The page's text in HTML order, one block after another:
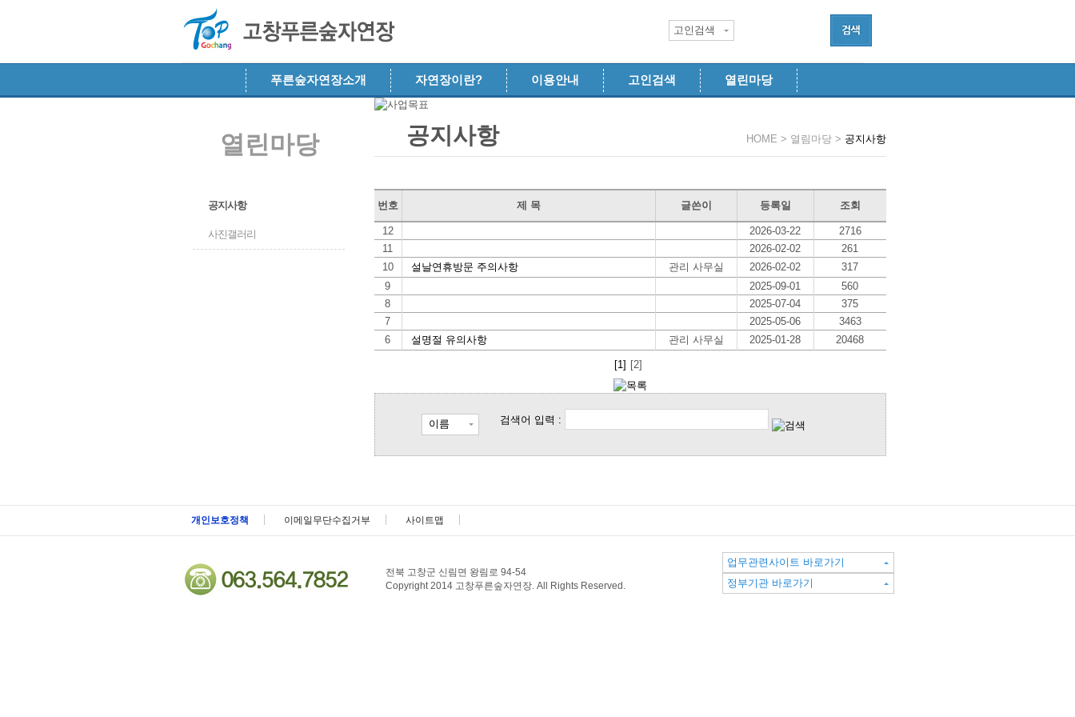
고인검색
푸른숲자연장소개 자연장이란? 이용안내 고인검색 열린마당
공지사항 HOME > 열림마당 > 공지사항
번호 제 목 글쓴이 등록일 조회
12 2026-03-22
2716
11
2026-02-02
261
10
설날연휴방문 주의사항 관리 사무실 2026-02-02
317
9
2025-09-01
560
8
2025-07-04
375
7
2025-05-06
3463
6
설명절 유의사항 관리 사무실 2025-01-28 20468
[1] [2]
이름 검색어 입력 :
열린마당
공지사항
사진갤러리
개인보호정책 이메일무단수집거부 사이트맵
전북 고창군 신림면 왕림로 94-54
Copyright 2014 고창푸른숲자연장. All Rights Reserved.
업무관련사이트 바로가기
정부기관 바로가기